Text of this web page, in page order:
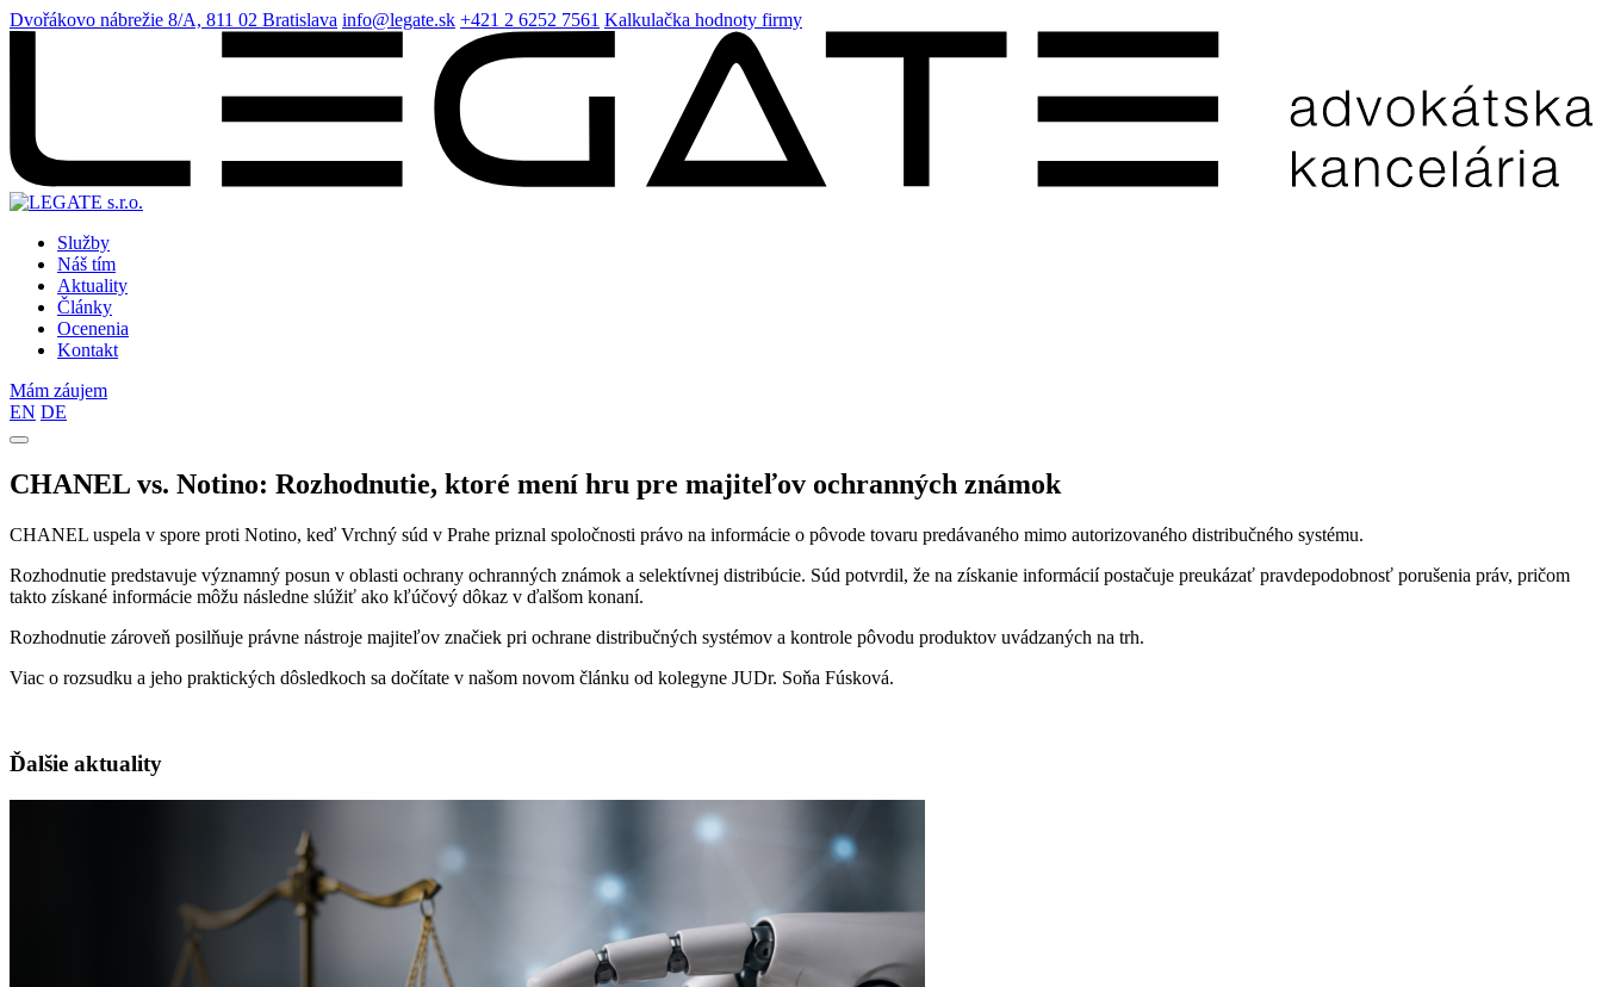
Dvořákovo nábrežie 8/A, 811 02 Bratislava info@legate.sk +421 2 6252 7561 Kalkulačka hodnoty firmy
Služby
Náš tím
Aktuality
Články
Ocenenia
Kontakt
Mám záujem
EN DE
CHANEL vs. Notino: Rozhodnutie, ktoré mení hru pre majiteľov ochranných známok
CHANEL uspela v spore proti Notino, keď Vrchný súd v Prahe priznal spoločnosti právo na informácie o pôvode tovaru predávaného mimo autorizovaného distribučného systému.
Rozhodnutie predstavuje významný posun v oblasti ochrany ochranných známok a selektívnej distribúcie. Súd potvrdil, že na získanie informácií postačuje preukázať pravdepodobnosť porušenia práv, pričom
takto získané informácie môžu následne slúžiť ako kľúčový dôkaz v ďalšom konaní.
Rozhodnutie zároveň posilňuje právne nástroje majiteľov značiek pri ochrane distribučných systémov a kontrole pôvodu produktov uvádzaných na trh.
Viac o rozsudku a jeho praktických dôsledkoch sa dočítate v našom novom článku od kolegyne JUDr. Soňa Fúsková.
Ďalšie aktuality